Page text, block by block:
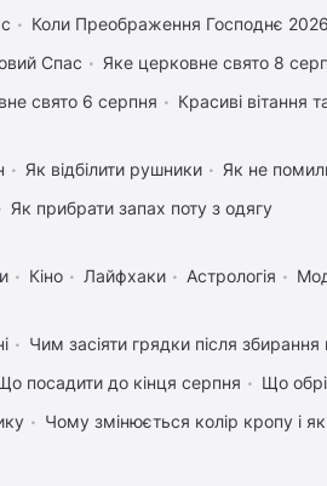
Коли Преображення Господнє 2026
Спас
Яке церковне свято 8
свято 6 серпня Красиві вітання
Як відбілити рушники
Як не
Як прибрати запах поту з одягу
Кіно Лайфхаки Астрологія
Чим засіяти грядки після
посадити до кінця серпня
Що
Чому змінюється колір кропу і